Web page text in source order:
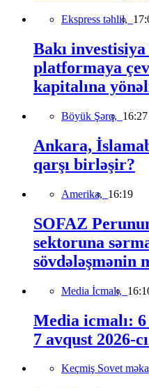
Ekspress təhlil,
Bakı
platformaya
kapitalına
Böyük Şərq, 16:27
Ankara,
qarşı birləşir?
Amerika, 16:19
SOFAZ
sektoruna
sövdələşmənin
Media İcmalı,
Media icmalı:
7 avqust 2026-
Keçmiş Sovet